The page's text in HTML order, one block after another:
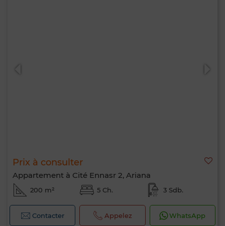
Prix à consulter
Appartement à Cité Ennasr 2, Ariana
200 m² 5 Ch. 3 Sdb.
Contacter Appelez WhatsApp